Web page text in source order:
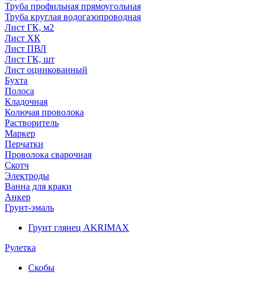
Труба профильная прямоугольная
Труба круглая водогазопроводная
Лист ГК, м2
Лист ХК
Лист ПВЛ
Лист ГК, шт
Лист оцинкованный
Бухта
Полоса
Кладочная
Колючая проволока
Растворитель
Маркер
Перчатки
Проволока сварочная
Скотч
Электроды
Ванна для краки
Анкер
Грунт-эмаль
Грунт глянец AKRIMAX
Рулетка
Скобы